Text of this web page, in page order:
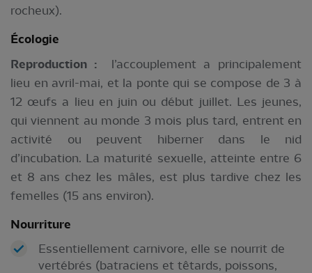
rocheux).
Écologie
Reproduction : l’accouplement a principalement
lieu en avril-mai, et la ponte qui se compose de 3 à
12 œufs a lieu en juin ou début juillet. Les jeunes,
qui viennent au monde 3 mois plus tard, entrent en
activité ou peuvent hiberner dans le nid
d’incubation. La maturité sexuelle, atteinte entre 6
et 8 ans chez les mâles, est plus tardive chez les
femelles (15 ans environ).
Nourriture
Essentiellement carnivore, elle se nourrit de
vertébrés (batraciens et têtards, poissons,